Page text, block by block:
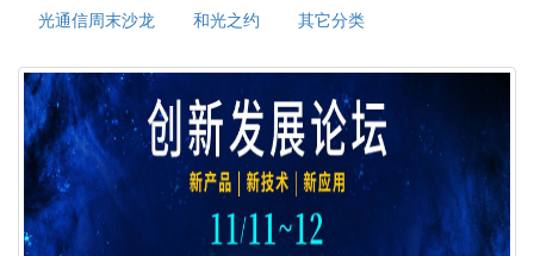
光通信周末沙龙
和光之约 其它分类